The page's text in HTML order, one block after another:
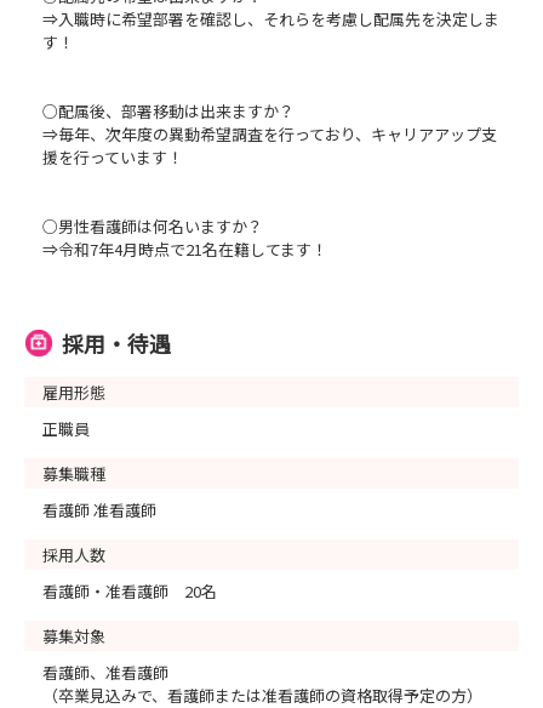
⇒入職時に希望部署を確認し、それらを考慮し配属先を決定しま
す！
○配属後、部署移動は出来ますか？
⇒毎年、次年度の異動希望調査を行っており、キャリアアップ支
援を行っています！
○男性看護師は何名いますか？
⇒令和7年4月時点で21名在籍してます！
採用・待遇
雇用形態
正職員
募集職種
看護師 准看護師
採用人数
看護師・准看護師 20名
募集対象
看護師、准看護師
（卒業見込みで、看護師または准看護師の資格取得予定の方）